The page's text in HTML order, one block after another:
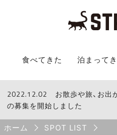
STROLL Menu
食べてきた 泊まって
STROLLからのお知らせ
2022.12.02
お散歩や旅、お出
の募集を開始しました
Breadcrumb
ホーム SPOT LIST